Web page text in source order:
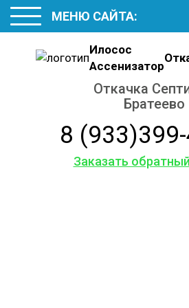
Илосос
Ассенизатор
Откачка
Братеево
8
Заказать
МЕНЮ САЙТА: